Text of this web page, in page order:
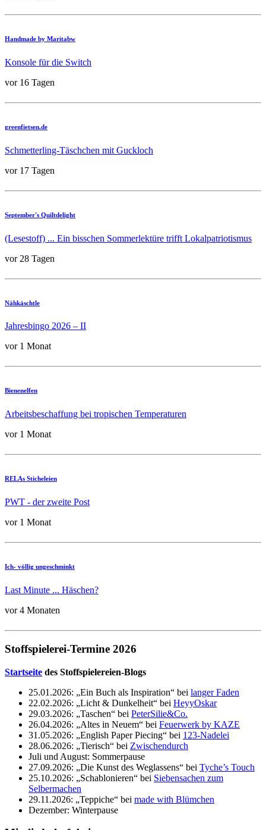
Handmade by Maritabw
Konsole für die Switch
vor 16 Tagen
greenfietsen.de
Schmetterling-Täschchen mit Guckloch
vor 17 Tagen
September's Quiltdelight
(Lesestoff) ... Ein bisschen Sommerlektüre trifft Lokalpatriotismus
vor 28 Tagen
Nähkäschtle
Jahresbingo 2026 – II
vor 1 Monat
Bienenelfen
Arbeitsbeschaffung bei tropischen Temperaturen
vor 1 Monat
RELAs Sticheleien
PWT - der zweite Post
vor 1 Monat
Ich- völlig ungeschminkt
Last Minute ... Häschen?
vor 4 Monaten
Stoffspielerei-Termine 2026
Startseite des Stoffspielereien-Blogs
25.01.2026: „Ein Buch als Inspiration“ bei langer Faden
22.02.2026: „Licht & Dunkelheit“ bei HeyyOskar
29.03.2026: „Taschen“ bei PeterSilie&Co.
26.04.2026: „Altes in Neuem“ bei Feuerwerk by KAZE
31.05.2026: „English Paper Piecing“ bei 123-Nadelei
28.06.2026: „Tierisch“ bei Zwischendurch
Juli und August: Sommerpause
27.09.2026: „Die Kunst des Weglassens“ bei Tyche’s Touch
25.10.2026: „Schablonieren“ bei Siebensachen zum
Selbermachen
29.11.2026: „Teppiche“ bei made with Blümchen
Dezember: Winterpause